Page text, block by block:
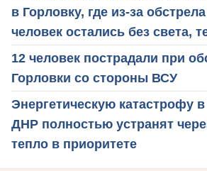
в Горловку, где из-за
человек остались без света,
12 человек пострадали при
Горловки со стороны ВСУ
Энергетическую катастрофу
ДНР полностью устранят
тепло в приоритете